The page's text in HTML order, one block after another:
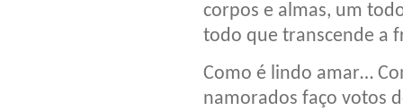
corpos e almas, um
todo que transcende a
Como é lindo amar…
namorados faço votos